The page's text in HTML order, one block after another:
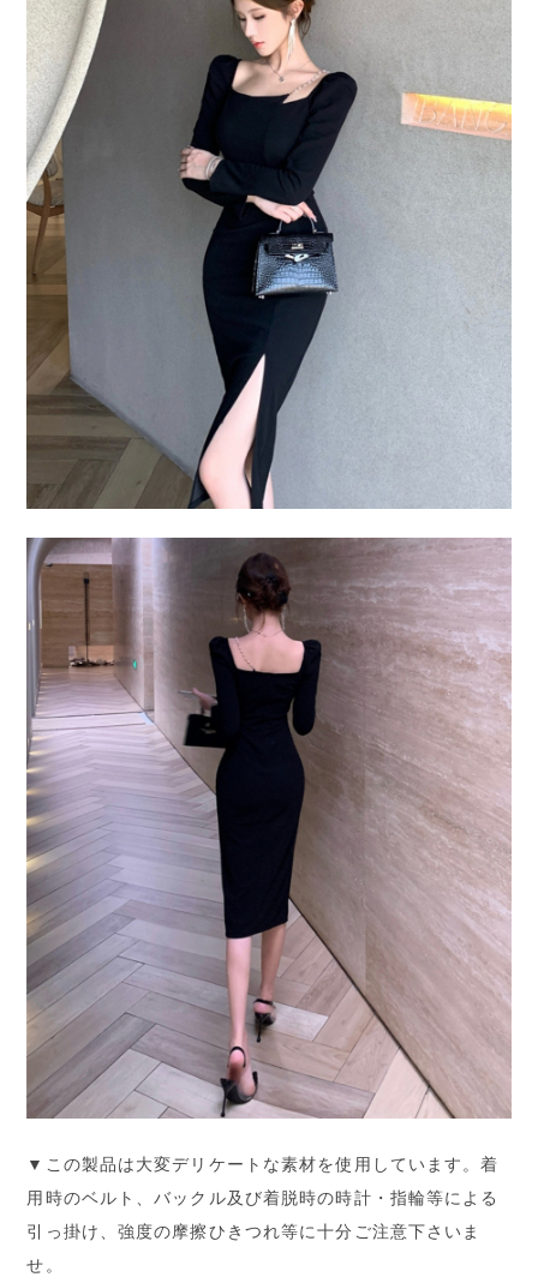
▼この製品は大変デリケートな素材を使用しています。着
用時のベルト、バックル及び着脱時の時計・指輪等による
引っ掛け、強度の摩擦ひきつれ等に十分ご注意下さいま
せ。